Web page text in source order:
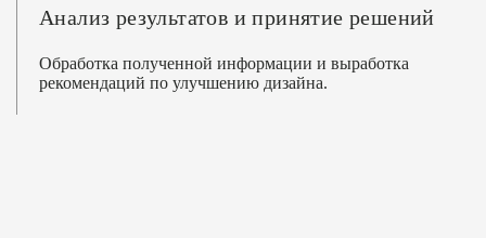
Анализ результатов и принятие решений
Обработка полученной информации и выработка
рекомендаций по улучшению дизайна.